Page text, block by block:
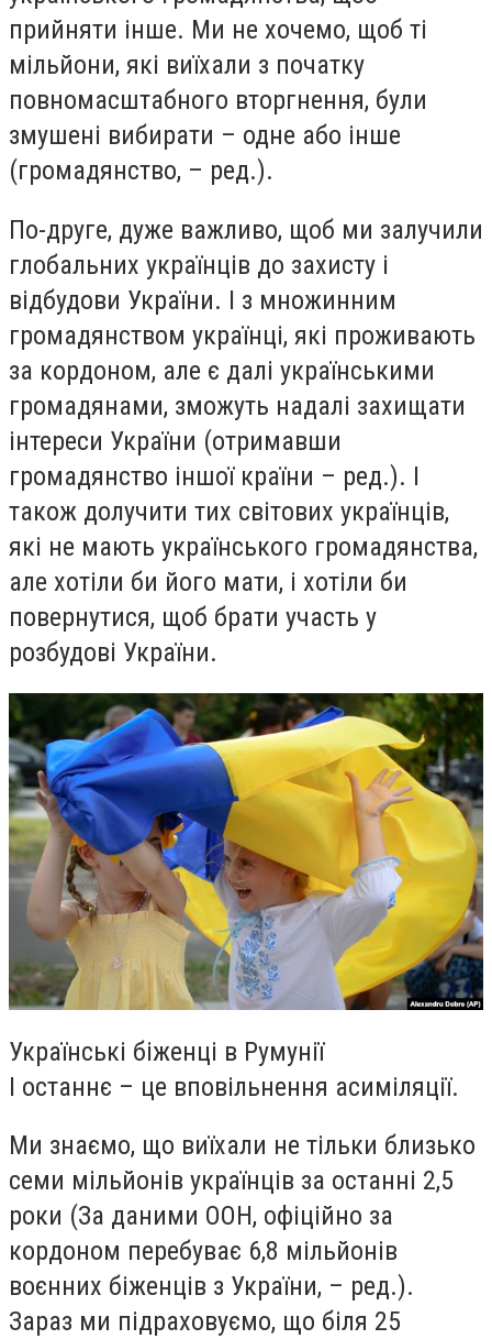
прийняти інше. Ми не хочемо, щоб ті
мільйони, які виїхали з початку
повномасштабного вторгнення, були
змушені вибирати – одне або інше
(громадянство, – ред.).
По-друге, дуже важливо, щоб ми залучили
глобальних українців до захисту і
відбудови України. І з множинним
громадянством українці, які проживають
за кордоном, але є далі українськими
громадянами, зможуть надалі захищати
інтереси України (отримавши
громадянство іншої країни – ред.). І
також долучити тих світових українців,
які не мають українського громадянства,
але хотіли би його мати, і хотіли би
повернутися, щоб брати участь у
розбудові України.
Українські біженці в Румунії
І останнє – це вповільнення асиміляції.
Ми знаємо, що виїхали не тільки близько
семи мільйонів українців за останні 2,5
роки (За даними ООН, офіційно за
кордоном перебуває 6,8 мільйонів
воєнних біженців з України, – ред.).
Зараз ми підраховуємо, що біля 25